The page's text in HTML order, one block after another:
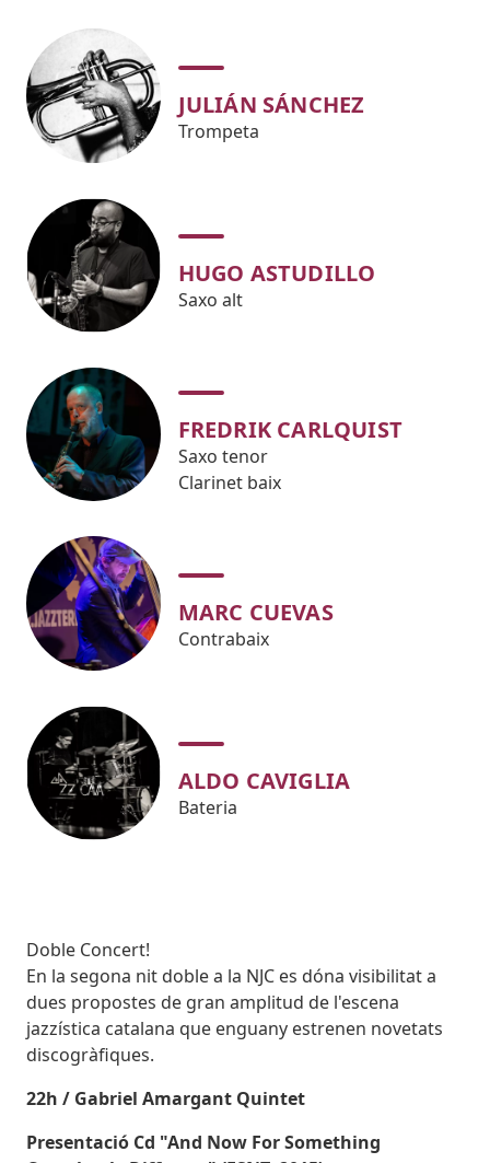
JULIÁN SÁNCHEZ
Trompeta
HUGO ASTUDILLO
Saxo alt
FREDRIK CARLQUIST
Saxo tenor
Clarinet baix
MARC CUEVAS
Contrabaix
ALDO CAVIGLIA
Bateria
Subtitol
Doble Concert!
Body
En la segona nit doble a la NJC es dóna visibilitat a
dues propostes de gran amplitud de l'escena
jazzística catalana que enguany estrenen novetats
discogràfiques.
22h / Gabriel Amargant Quintet
Presentació Cd "And Now For Something